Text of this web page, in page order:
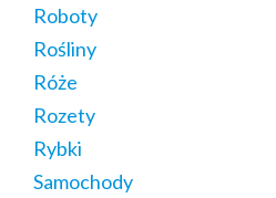
Roboty
Rośliny
Róże
Rozety
Rybki
Samochody